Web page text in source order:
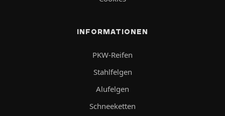
INFORMATIONEN
PKW-Reifen
Stahlfelgen
Alufelgen
Schneeketten